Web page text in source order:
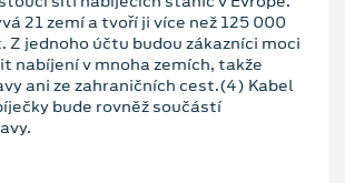
21 zemí a tvoří ji více než 125 000
Z jednoho účtu budou zákazníci moci
nabíjení v mnoha zemích, takže
ani ze zahraničních cest.(4) Kabel
bude rovněž součástí